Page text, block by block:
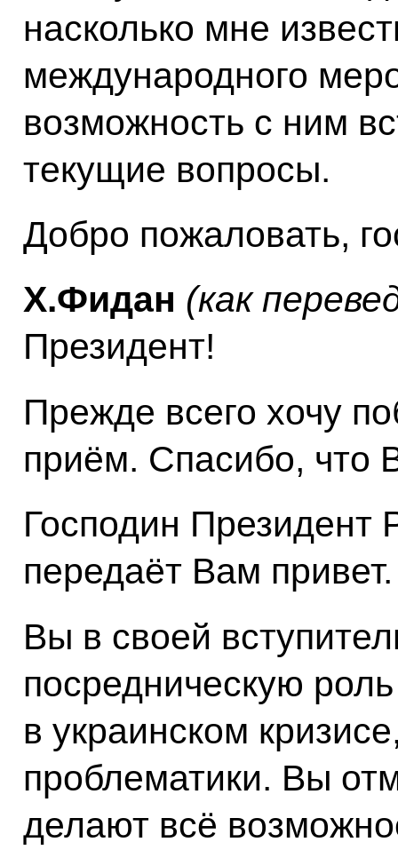
насколько мне
международного
возможность с ним
текущие вопросы.
Добро пожаловать,
Х.Фидан (как
Президент!
Прежде всего хочу
приём. Спасибо, что
Господин Президент
передаёт Вам привет.
Вы в своей
посредническую
в украинском
проблематики. Вы
делают всё